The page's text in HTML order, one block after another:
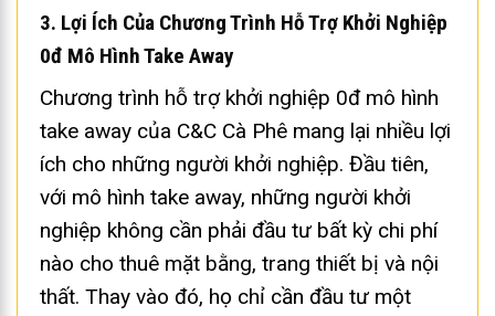
3. Lợi Ích Của Chương Trình Hỗ Trợ Khởi Nghiệp
0đ Mô Hình Take Away
Chương trình hỗ trợ khởi nghiệp 0đ mô hình
take away của C&C Cà Phê mang lại nhiều lợi
ích cho những người khởi nghiệp. Đầu tiên,
với mô hình take away, những người khởi
nghiệp không cần phải đầu tư bất kỳ chi phí
nào cho thuê mặt bằng, trang thiết bị và nội
thất. Thay vào đó, họ chỉ cần đầu tư một